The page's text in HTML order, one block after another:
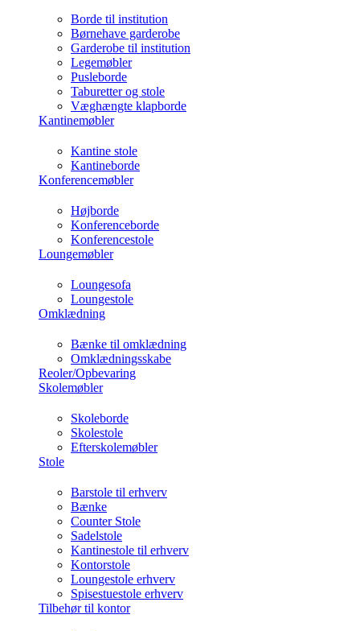
Borde til institution
Børnehave garderobe
Garderobe til institution
Legemøbler
Pusleborde
Taburetter og stole
Væghængte klapborde
Kantinemøbler
Kantine stole
Kantineborde
Konferencemøbler
Højborde
Konferenceborde
Konferencestole
Loungemøbler
Loungesofa
Loungestole
Omklædning
Bænke til omklædning
Omklædningsskabe
Reoler/Opbevaring
Skolemøbler
Skoleborde
Skolestole
Efterskolemøbler
Stole
Barstole til erhverv
Bænke
Counter Stole
Sadelstole
Kantinestole til erhverv
Kontorstole
Loungestole erhverv
Spisestuestole erhverv
Tilbehør til kontor